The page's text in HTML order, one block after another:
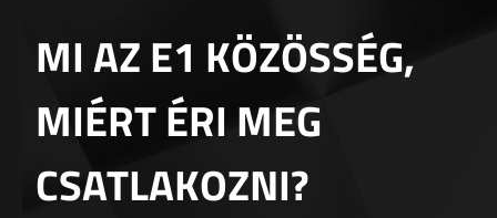
MI AZ E1 KÖZÖSSÉG,
MIÉRT ÉRI MEG
CSATLAKOZNI?